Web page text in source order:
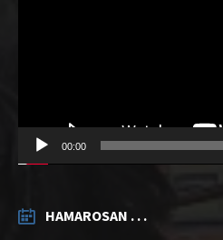
00:00
HAMAROSAN . . .